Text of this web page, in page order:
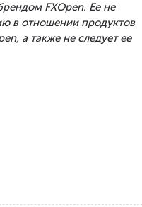
FXOpen. Ее не
в отношении продуктов
а также не следует ее